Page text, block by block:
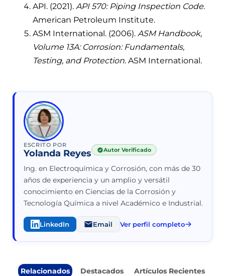
API. (2021). API 570: Piping Inspection Code.
American Petroleum Institute.
ASM International. (2006). ASM Handbook,
Volume 13A: Corrosion: Fundamentals,
Testing, and Protection. ASM International.
ESCRITO POR
Yolanda Reyes Autor Verificado
Ing. en Electroquímica y Corrosión, con más de 30
años de experiencia y un amplio y versátil
conocimiento en Ciencias de la Corrosión y
Tecnología Química a nivel Académico e Industrial.
LinkedIn Email Ver perfil completo
Relacionados Destacados Artículos Recientes